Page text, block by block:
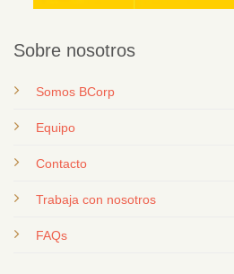
Sobre nosotros
Somos BCorp
Equipo
Contacto
Trabaja con nosotros
FAQs